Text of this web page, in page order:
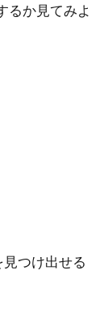
るか見てみよ
つけ出せる